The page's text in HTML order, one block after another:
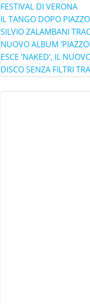
FESTIVAL DI VERONA
IL TANGO DOPO
SILVIO ZALAMBANI
NUOVO ALBUM
ESCE ‘NAKED’, IL
DISCO SENZA FILTRI